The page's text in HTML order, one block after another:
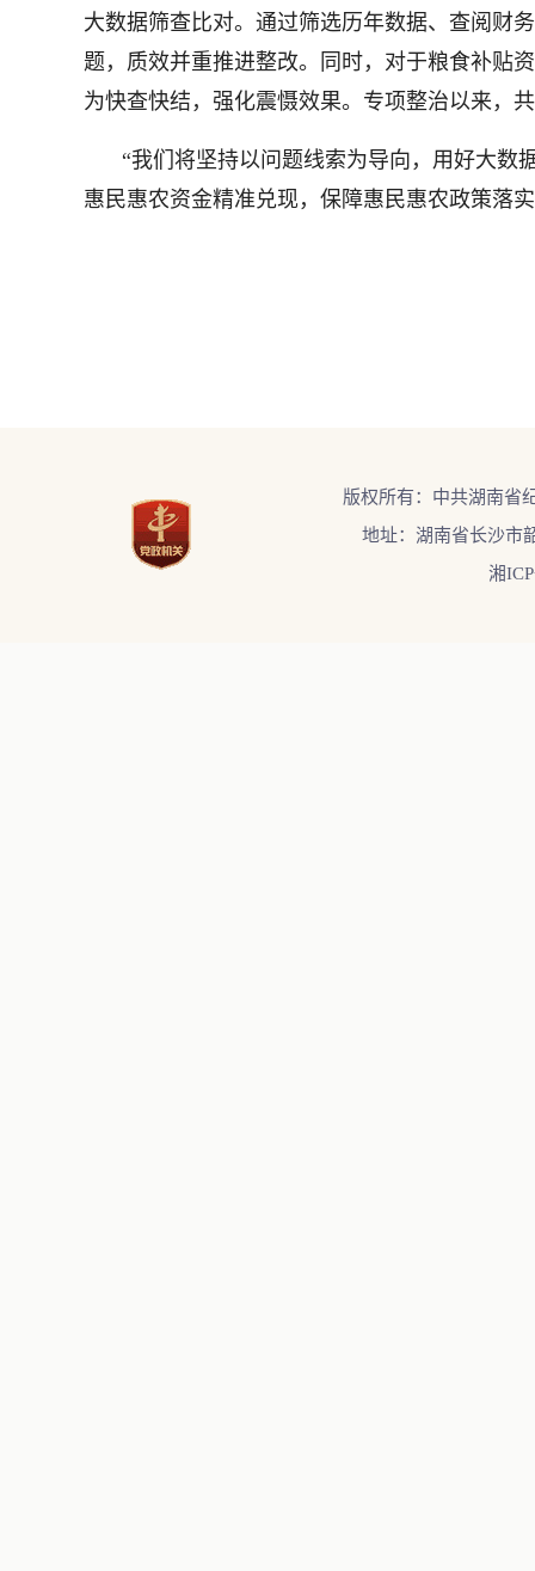
大数据筛查比对。通过筛选历年数据、查阅财
题，质效并重推进整改。同时，对于粮食补贴
为快查快结，强化震慑效果。专项整治以来，
“我们将坚持以问题线索为导向，用好大数
惠民惠农资金精准兑现，保障惠民惠农政策落
版权所有：中共湖南省
地址：湖南省长沙市
湘